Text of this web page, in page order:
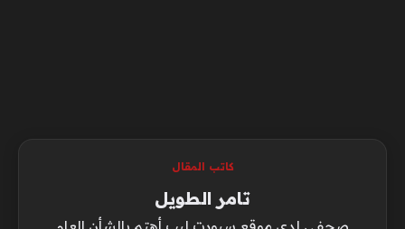
كاتب المقال
تامر الطويل